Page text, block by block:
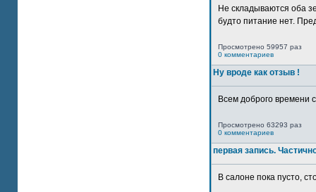
Не складываются оба
будто питание нет.
Просмотрено 59957 раз
0 комментариев
Ну вроде как отзыв !
Всем доброго времени
Просмотрено 63293 раз
0 комментариев
первая запись.
В салоне пока пусто,